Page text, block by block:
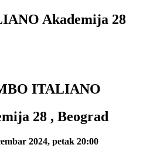
Akademija 28
ITALIANO
28 , Beograd
2024, petak 20:00